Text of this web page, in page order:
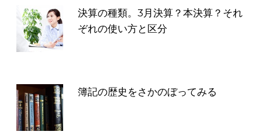
決算の種類。3月決算？本決算？それ
ぞれの使い方と区分
簿記の歴史をさかのぼってみる